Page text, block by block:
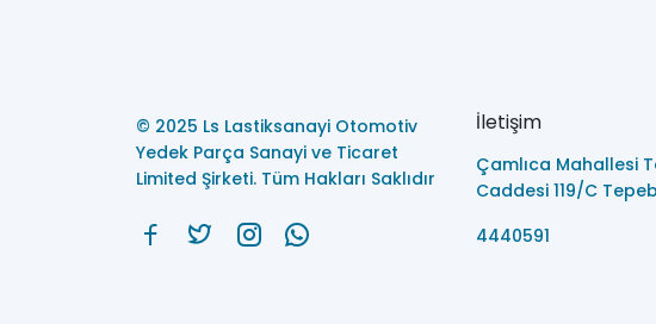
© 2025 Ls Lastiksanayi Otomotiv
Yedek Parça Sanayi ve Ticaret
Limited Şirketi. Tüm Hakları Saklıdır
İletişim
Çamlıca Mahallesi
Caddesi 119/C
4440591